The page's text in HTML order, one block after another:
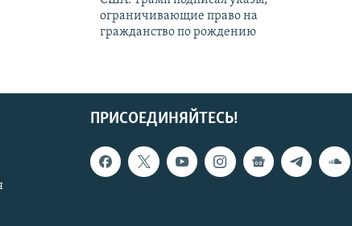
ограничивающие право на
гражданство по рождению
ПРИСОЕДИНЯЙТЕСЬ!